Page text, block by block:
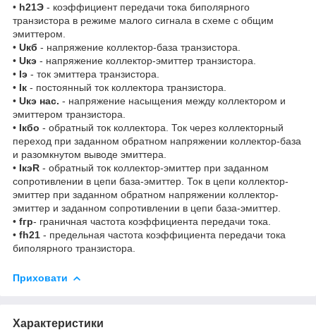
• h21Э - коэффициент передачи тока биполярного
транзистора в режиме малого сигнала в схеме с общим
эмиттером.
• Uкб - напряжение коллектор-база транзистора.
• Uкэ - напряжение коллектор-эмиттер транзистора.
• Iэ - ток эмиттера транзистора.
• Iк - постоянный ток коллектора транзистора.
• Uкэ нас. - напряжение насыщения между коллектором и
эмиттером транзистора.
• Iкбо - обратный ток коллектора. Ток через коллекторный
переход при заданном обратном напряжении коллектор-база
и разомкнутом выводе эмиттера.
• IкэR - обратный ток коллектор-эмиттер при заданном
сопротивлении в цепи база-эмиттер. Ток в цепи коллектор-
эмиттер при заданном обратном напряжении коллектор-
эмиттер и заданном сопротивлении в цепи база-эмиттер.
• fгр- граничная частота коэффициента передачи тока.
• fh21 - предельная частота коэффициента передачи тока
биполярного транзистора.
Приховати
Характеристики